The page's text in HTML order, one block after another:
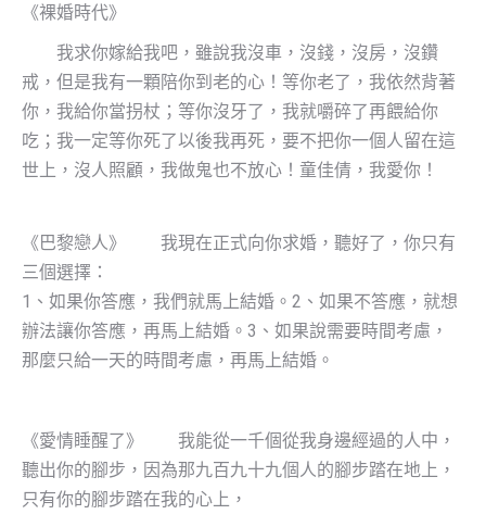
《裸婚時代》
我求你嫁給我吧，雖說我沒車，沒錢，沒房，沒鑽
戒，但是我有一顆陪你到老的心！等你老了，我依然背著
你，我給你當拐杖；等你沒牙了，我就嚼碎了再餵給你
吃；我一定等你死了以後我再死，要不把你一個人留在這
世上，沒人照顧，我做鬼也不放心！童佳倩，我愛你！
《巴黎戀人》 我現在正式向你求婚，聽好了，你只有
三個選擇：
1、如果你答應，我們就馬上結婚。2、如果不答應，就想
辦法讓你答應，再馬上結婚。3、如果說需要時間考慮，
那麼只給一天的時間考慮，再馬上結婚。
《愛情睡醒了》 我能從一千個從我身邊經過的人中，
聽出你的腳步，因為那九百九十九個人的腳步踏在地上，
只有你的腳步踏在我的心上，